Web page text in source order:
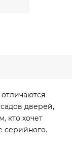
дверей,
кто хочет
серийного.